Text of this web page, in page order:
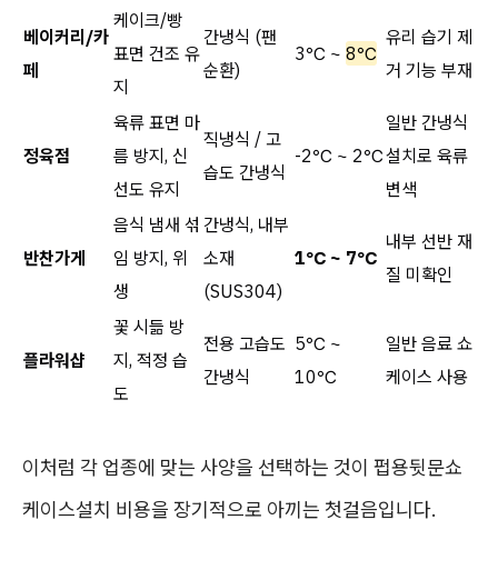
베이커리/카
페
케이크/빵
표면 건조 유
지
간냉식 (팬
순환)
3℃ ~ 8℃
유리 습기 제
거 기능 부재
정육점
육류 표면 마
름 방지, 신
선도 유지
직냉식 / 고
습도 간냉식
-2℃ ~ 2℃
일반 간냉식
설치로 육류
변색
반찬가게
음식 냄새 섞
임 방지, 위
생
간냉식, 내부
소재
(SUS304)
1℃ ~ 7℃
내부 선반 재
질 미확인
플라워샵
꽃 시듦 방
지, 적정 습
도
전용 고습도
간냉식
5℃ ~
10℃
일반 음료 쇼
케이스 사용
이처럼 각 업종에 맞는 사양을 선택하는 것이 펍용뒷문쇼
케이스설치 비용을 장기적으로 아끼는 첫걸음입니다.